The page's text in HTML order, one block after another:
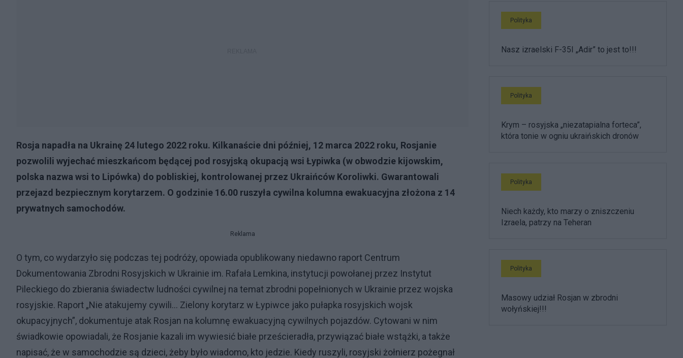
Rosja napadła na Ukrainę 24 lutego 2022 roku. Kilkanaście dni później, 12 marca 2022 roku, Rosjanie
pozwolili wyjechać mieszkańcom będącej pod rosyjską okupacją wsi Łypiwka (w obwodzie kijowskim,
polska nazwa wsi to Lipówka) do pobliskiej, kontrolowanej przez Ukraińców Koroliwki. Gwarantowali
przejazd bezpiecznym korytarzem. O godzinie 16.00 ruszyła cywilna kolumna ewakuacyjna złożona z 14
prywatnych samochodów.
Reklama
O tym, co wydarzyło się podczas tej podróży, opowiada opublikowany niedawno raport Centrum
Dokumentowania Zbrodni Rosyjskich w Ukrainie im. Rafała Lemkina, instytucji powołanej przez Instytut
Pileckiego do zbierania świadectw ludności cywilnej na temat zbrodni popełnionych w Ukrainie przez wojska
rosyjskie. Raport „Nie atakujemy cywili... Zielony korytarz w Łypiwce jako pułapka rosyjskich wojsk
okupacyjnych”, dokumentuje atak Rosjan na kolumnę ewakuacyjną cywilnych pojazdów. Cytowani w nim
świadkowie opowiadali, że Rosjanie kazali im wywiesić białe prześcieradła, przywiązać białe wstążki, a także
napisać, że w samochodzie są dzieci, żeby było wiadomo, kto jedzie. Kiedy ruszyli, rosyjski żołnierz pożegnał
Polityka
Nasz izraelski F-35I „Adir” to jest to!!!
Polityka
Krym – rosyjska „niezatapialna forteca”,
która tonie w ogniu ukraińskich dronów
Polityka
Niech każdy, kto marzy o zniszczeniu
Izraela, patrzy na Teheran
Polityka
Masowy udział Rosjan w zbrodni
wołyńskiej!!!